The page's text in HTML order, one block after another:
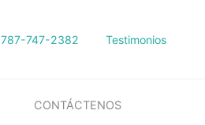
787-747-2382 Testimonios
CONTÁCTENOS